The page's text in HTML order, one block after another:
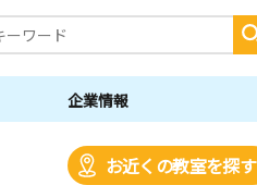
企業情報
お近くの教室を探す